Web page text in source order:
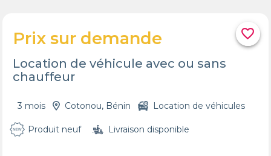
favorite_border
Prix sur demande
Location de véhicule avec ou sans
chauffeur
3 mois Cotonou, Bénin Location de véhicules
Produit neuf Livraison disponible